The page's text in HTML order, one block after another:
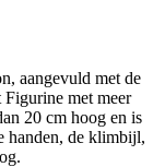
aangevuld met de
met meer
20 cm hoog en is
handen, de klimbijl,